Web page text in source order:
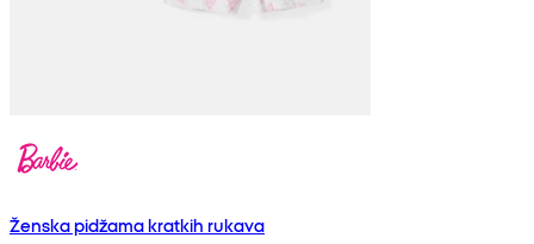
Ženska pidžama kratkih rukava